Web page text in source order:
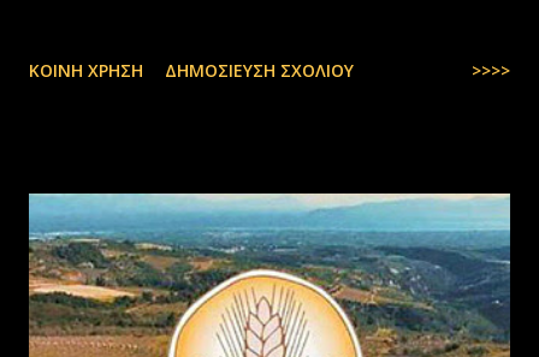
ΚΟΙΝΉ ΧΡΉΣΗ ΔΗΜΟΣΊΕΥΣΗ ΣΧΟΛΊΟΥ >>>>